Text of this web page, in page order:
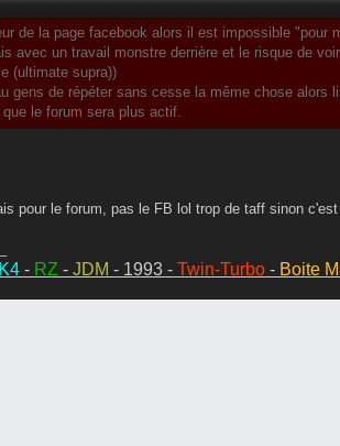
de la page facebook alors il est impossible "pour
avec un travail monstre derrière et le risque de
(ultimate supra))
gens de répéter sans cesse la même chose
le forum sera plus actif.
pour le forum, pas le FB lol trop de taff sinon
- RZ - JDM - 1993 - Twin-Turbo - Boite